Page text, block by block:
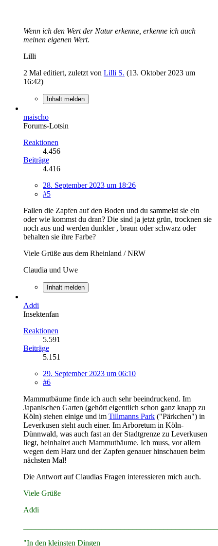
Wenn ich den Wert der Natur erkenne, erkenne ich auch
meinen eigenen Wert.
Lilli
2 Mal editiert, zuletzt von Lilli S. (13. Oktober 2023 um
16:42)
Inhalt melden
maischo
Forums-Lotsin
Reaktionen
4.456
Beiträge
4.416
28. September 2023 um 18:26
#5
Fallen die Zapfen auf den Boden und du sammelst sie ein
oder wie kommst du dran? Die sind ja jetzt grün, trocknen sie
noch aus und werden dunkler , braun oder schwarz oder
behalten sie ihre Farbe?
Viele Grüße aus dem Rheinland / NRW
Claudia und Uwe
Inhalt melden
Addi
Insektenfan
Reaktionen
5.591
Beiträge
5.151
29. September 2023 um 06:10
#6
Mammutbäume finde ich auch sehr beeindruckend. Im
Japanischen Garten (gehört eigentlich schon ganz knapp zu
Köln) stehen einige und im Tillmanns Park ("Pärkchen") in
Leverkusen steht auch einer. Im Arboretum in Köln-
Dünnwald, was auch fast an der Stadtgrenze zu Leverkusen
liegt, beinhaltet auch Mammutbäume. Ich muss, vor allem
wegen dem Harz und der Zapfen genauer hinschauen beim
nächsten Mal!
Die Antwort auf Claudias Fragen interessieren mich auch.
Viele Grüße
Addi
"In den kleinsten Dingen